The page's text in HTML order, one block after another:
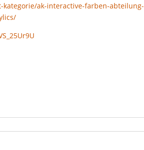
ak-interactive-farben-abteilung-